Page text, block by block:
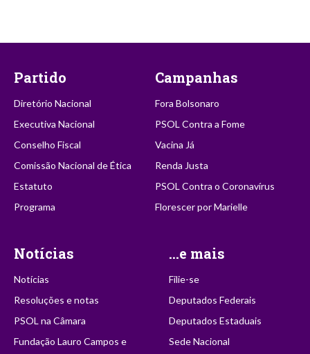
Partido
Diretório Nacional
Executiva Nacional
Conselho Fiscal
Comissão Nacional de Ética
Estatuto
Programa
Campanhas
Fora Bolsonaro
PSOL Contra a Fome
Vacina Já
Renda Justa
PSOL Contra o Coronavírus
Florescer por Marielle
Notícias
Notícias
Resoluções e notas
PSOL na Câmara
Fundação Lauro Campos e
...e mais
Filie-se
Deputados Federais
Deputados Estaduais
Sede Nacional